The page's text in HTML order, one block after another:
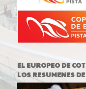
EL EUROPEO DE
LOS RESUMENES